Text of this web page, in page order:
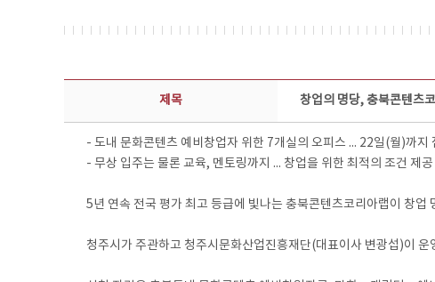
보도자료 상세보기 - 제목, 담당부서, 담당자, 담당연락처, 내용, 첨부파일 정보 제공
제목 창업의 명당, 충북콘텐츠
- 도내 문화콘텐츠 예비창업자 위한 7개실의 오피스 ... 22일(월)까지
- 무상 입주는 물론 교육, 멘토링까지 ... 창업을 위한 최적의 조건 제공
5년 연속 전국 평가 최고 등급에 빛나는 충북콘텐츠코리아랩이 창업
청주시가 주관하고 청주시문화산업진흥재단(대표이사 변광섭)이